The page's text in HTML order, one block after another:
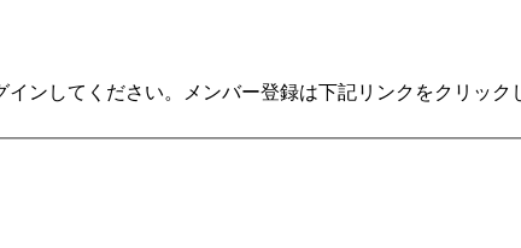
ンしてください。メンバー登録は下記リンクをクリック